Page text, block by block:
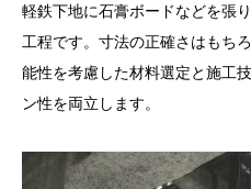
軽鉄下地に石膏ボードなどを張
工程です。寸法の正確さはもち
能性を考慮した材料選定と施工
ン性を両立します。